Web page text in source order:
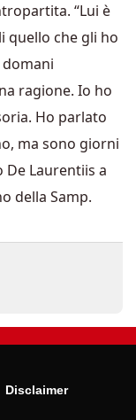
“Lui è
quello che gli ho
ragione. Io ho
Ho parlato
ma sono giorni
De Laurentiis a
della Samp.
Disclaimer